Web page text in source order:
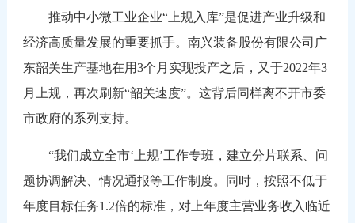
推动中小微工业企业“上规入库”是促进产业升级和
经济高质量发展的重要抓手。南兴装备股份有限公司广
东韶关生产基地在用3个月实现投产之后，又于2022年3
月上规，再次刷新“韶关速度”。这背后同样离不开市委
市政府的系列支持。
“我们成立全市‘上规’工作专班，建立分片联系、问
题协调解决、情况通报等工作制度。同时，按照不低于
年度目标任务1.2倍的标准，对上年度主营业务收入临近